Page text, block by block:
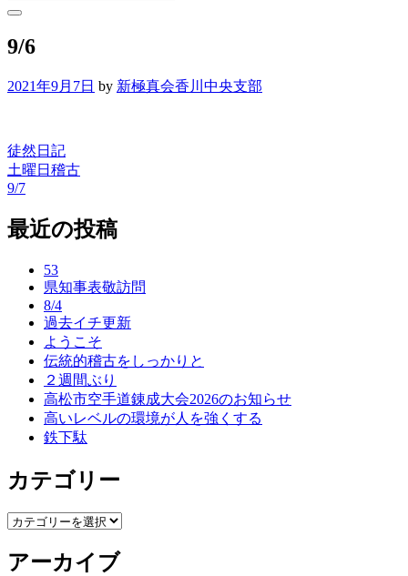
9/6
2021年9月7日 by 新極真会香川中央支部
徒然日記
投
ナ
土曜日稽古
9/7
最近の投稿
53
県知事表敬訪問
8/4
過去イチ更新
ようこそ
伝統的稽古をしっかりと
２週間ぶり
高松市空手道錬成大会2026のお知らせ
高いレベルの環境が人を強くする
鉄下駄
カテゴリー
カ
ゴ
アーカイブ